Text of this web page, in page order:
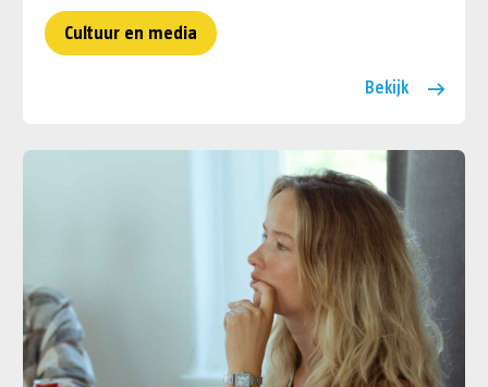
Cultuur en media
Bekijk